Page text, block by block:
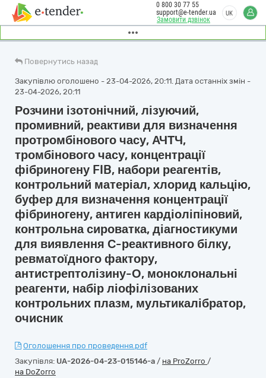
Замовити дзвінок
0 800 30 77 55
support@e-tender.ua
UK
Повернутись назад
Закупівлю оголошено - 23-04-2026, 20:11. Дата останніх змін -
23-04-2026, 20:11
Розчини ізотонічний, лізуючий,
промивний, реактиви для визначення
протромбінового часу, АЧТЧ,
тромбінового часу, концентрації
фібриногену FIB, набори реагентів,
контрольний матеріал, хлорид кальцію,
буфер для визначення концентрації
фібриногену, антиген кардіоліпіновий,
контрольна сироватка, діагностикуми
для виявлення С-реактивного білку,
ревматоїдного фактору,
антистрептолізину-О, моноклональні
реагенти, набір ліофілізованих
контрольних плазм, мультикалібратор,
очисник
Оголошення про проведення.pdf
Закупівля: UA-2026-04-23-015146-a / на ProZorro /
на DoZorro